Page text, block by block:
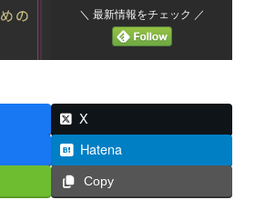
＼ 最新情報をチェック ／
X
Hatena
Copy